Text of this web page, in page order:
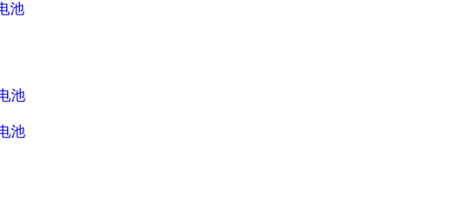
池
池
池